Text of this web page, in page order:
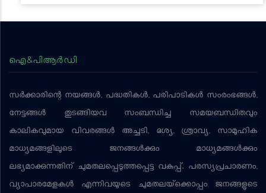
ഐ&പിആര്‍ഡി
സര്‍ക്കാരിന്റെ നയങ്ങള്‍, പദ്ധതികള്‍, പരിപാടികള്‍ സംരംഭങ്ങള്‍,
നേട്ടങ്ങള്‍ തുടങ്ങിയവ സംബന്ധിച്ച സമയബന്ധിതവും
കാലികവുമായ വിവരങ്ങള്‍ അച്ചടി, ദൃശ്യ, ശ്രാവ്യ, സാമൂഹിക
മാധ്യമങ്ങളിലൂടെ ജനങ്ങള്‍ക്കും മാധ്യമങ്ങള്‍ക്കും
ലഭ്യമാക്കുന്നതിന് ചുമതലപ്പെടുത്തപ്പെട്ട വകുപ്പ്. പരസ്യപ്രചാരണം,
വ്യാപാരമേളകള്‍ എന്നിവയുടെ ചുമതലയ്‌ക്കൊപ്പം ജനങ്ങളുടെ